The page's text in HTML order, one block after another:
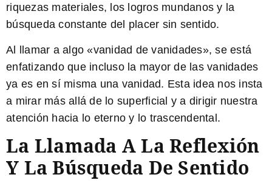
riquezas materiales, los logros mundanos y la
búsqueda constante del placer sin sentido.
Al llamar a algo «vanidad de vanidades», se está
enfatizando que incluso la mayor de las vanidades
ya es en sí misma una vanidad. Esta idea nos insta
a mirar más allá de lo superficial y a dirigir nuestra
atención hacia lo eterno y lo trascendental.
La Llamada A La Reflexión
Y La Búsqueda De Sentido